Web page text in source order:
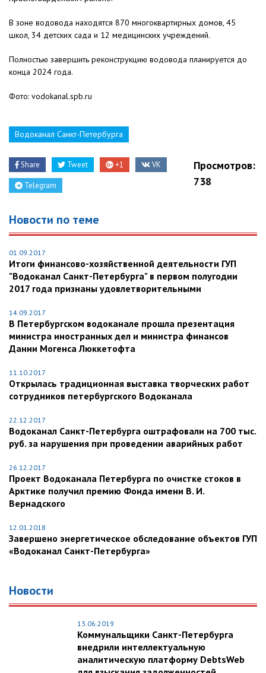
В зоне водовода находятся 870 многоквартирных домов, 45
школ, 34 детских сада и 12 медицинских учреждений.
Полностью завершить реконструкцию водовода планируется до
конца 2024 года.
Фото: vodokanal.spb.ru
Водоканал Санкт-Петербурга
Share Tweet +1 VK
Telegram
Просмотров:
738
Новости по теме
01.09.2017
Итоги финансово-хозяйственной деятельности ГУП
"Водоканал Санкт-Петербурга" в первом полугодии
2017 года признаны удовлетворительными
14.09.2017
В Петербургском водоканале прошла презентация
министра иностранных дел и министра финансов
Дании Могенса Люккетофта
11.10.2017
Открылась традиционная выставка творческих работ
сотрудников петербургского Водоканала
22.12.2017
Водоканал Санкт-Петербурга оштрафовали на 700 тыс.
руб. за нарушения при проведении аварийных работ
26.12.2017
Проект Водоканала Петербурга по очистке стоков в
Арктике получил премию Фонда имени В. И.
Вернадского
12.01.2018
Завершено энергетическое обследование объектов ГУП
«Водоканал Санкт-Петербурга»
Новости
13.06.2019
Коммунальщики Санкт-Петербурга
внедрили интеллектуальную
аналитическую платформу DebtsWeb